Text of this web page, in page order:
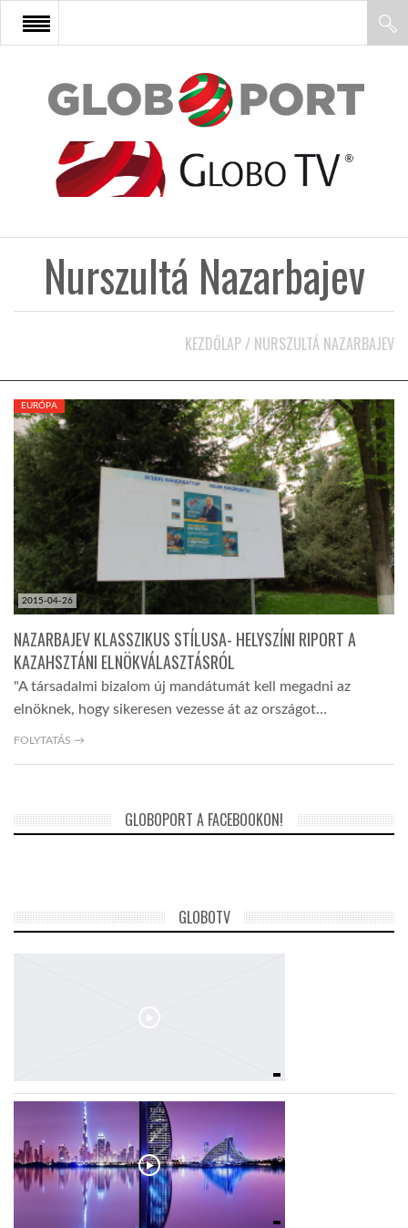
FŐOLDAL
AFRIKA
ÁZSIA
KÖZEL-KELET
AUSZTRÁLIA
A VILÁG ITTHON
GLOBOTV BP
GLOBOTV
GLOBOZSARU
DOBRAVERO.HU
Nurszultá Nazarbajev
KEZDŐLAP / NURSZULTÁ NAZARBAJEV
2015-04-26
EURÓPA
NAZARBAJEV KLASSZIKUS STÍLUSA- HELYSZÍNI RIPORT A
KAZAHSZTÁNI ELNÖKVÁLASZTÁSRÓL
"A társadalmi bizalom új mandátumát kell megadni az
elnöknek, hogy sikeresen vezesse át az országot…
FOLYTATÁS →
GLOBOPORT A FACEBOOKON!
GLOBOTV